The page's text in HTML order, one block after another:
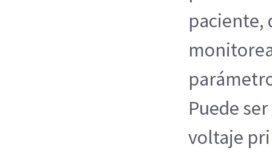
paciente,
Puede
voltaje